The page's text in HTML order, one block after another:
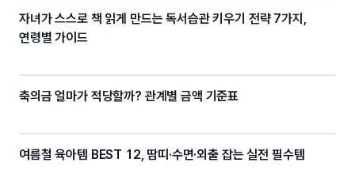
자녀가 스스로 책 읽게 만드는 독서습관 키우기 전략 7가지,
연령별 가이드
축의금 얼마가 적당할까? 관계별 금액 기준표
여름철 육아템 BEST 12, 땀띠·수면·외출 잡는 실전 필수템